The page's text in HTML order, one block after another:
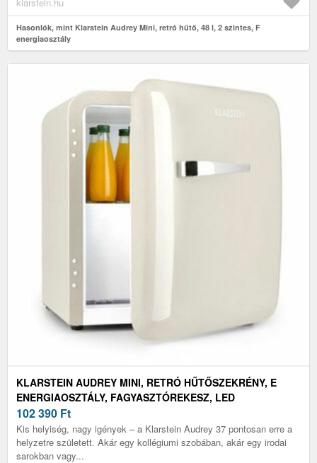
Hasonlók, mint Klarstein Audrey Mini, retró hűtő, 48 l, 2 szintes, F
energiaosztály
KLARSTEIN AUDREY MINI, RETRÓ HŰTŐSZEKRÉNY, E
ENERGIAOSZTÁLY, FAGYASZTÓREKESZ, LED
102 390 Ft
Kis helyiség, nagy igények – a Klarstein Audrey 37 pontosan erre a
helyzetre született. Akár egy kollégiumi szobában, akár egy irodai
sarokban vagy...